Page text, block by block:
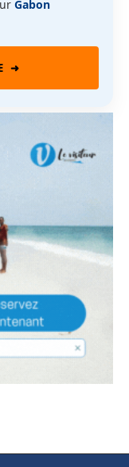
Gabon
➜